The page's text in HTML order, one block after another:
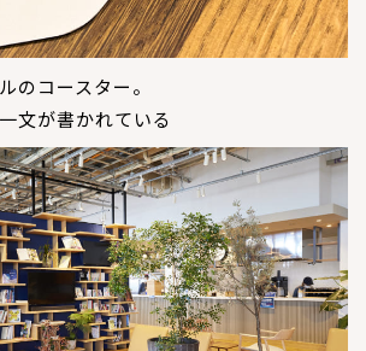
のコースター。
文が書かれている